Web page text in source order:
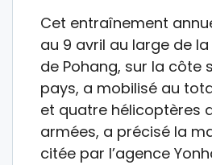
Cet entraînement
au 9 avril au large de
de Pohang, sur la côte
pays, a mobilisé au
et quatre hélicoptères
armées, a précisé la
citée par l’agence